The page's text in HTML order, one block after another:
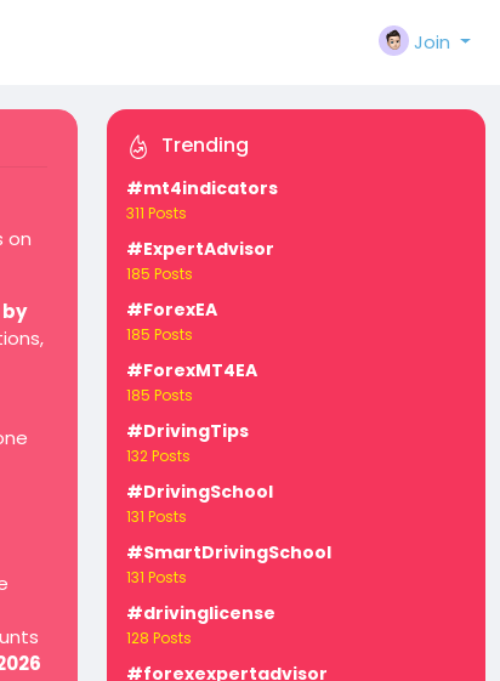
Join
on
Trending
#mt4indicators
311 Posts
#ExpertAdvisor
185 Posts
#ForexEA
185 Posts
#ForexMT4EA
185 Posts
#DrivingTips
132 Posts
#DrivingSchool
131 Posts
#SmartDrivingSchool
131 Posts
#drivinglicense
128 Posts
#forexexpertadvisor